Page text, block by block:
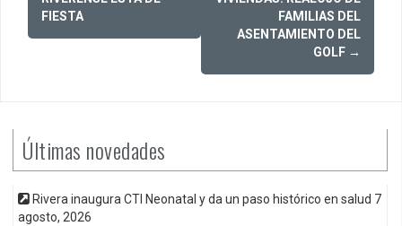
FIESTA
FAMILIAS DEL
ASENTAMIENTO DEL
GOLF →
Últimas novedades
Rivera inaugura CTI Neonatal y da un paso histórico en salud 7
agosto, 2026